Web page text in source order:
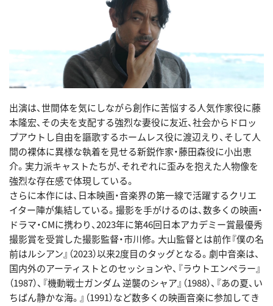
出演は、世間体を気にしながら創作に苦悩する人気作家役に藤
本隆宏、その夫を支配する強烈な妻役に友近、社会からドロッ
プアウトし自由を謳歌するホームレス役に渡辺えり、そして人
間の裸体に異様な執着を見せる新鋭作家・藤田森役に小出恵
介。実力派キャストたちが、それぞれに歪みを抱えた人物像を
強烈な存在感で体現している。
さらに本作には、日本映画・音楽界の第一線で活躍するクリエ
イター陣が集結している。撮影を手がけるのは、数多くの映画・
ドラマ・CMに携わり、2023年に第46回日本アカデミー賞最優秀
撮影賞を受賞した撮影監督・市川修。大山監督とは前作『僕の名
前はルシアン』（2023）以来2度目のタッグとなる。劇中音楽は、
国内外のアーティストとのセッションや、『ラウトエンペラー』
（1987）、『機動戦士ガンダム 逆襲のシャア』（1988）、『あの夏、い
ちばん静かな海。』（1991）など数多くの映画音楽に参加してき